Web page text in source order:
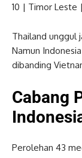
10 | Timor
Thailand unggul
Namun
dibanding
Cabang
Perolehan 43